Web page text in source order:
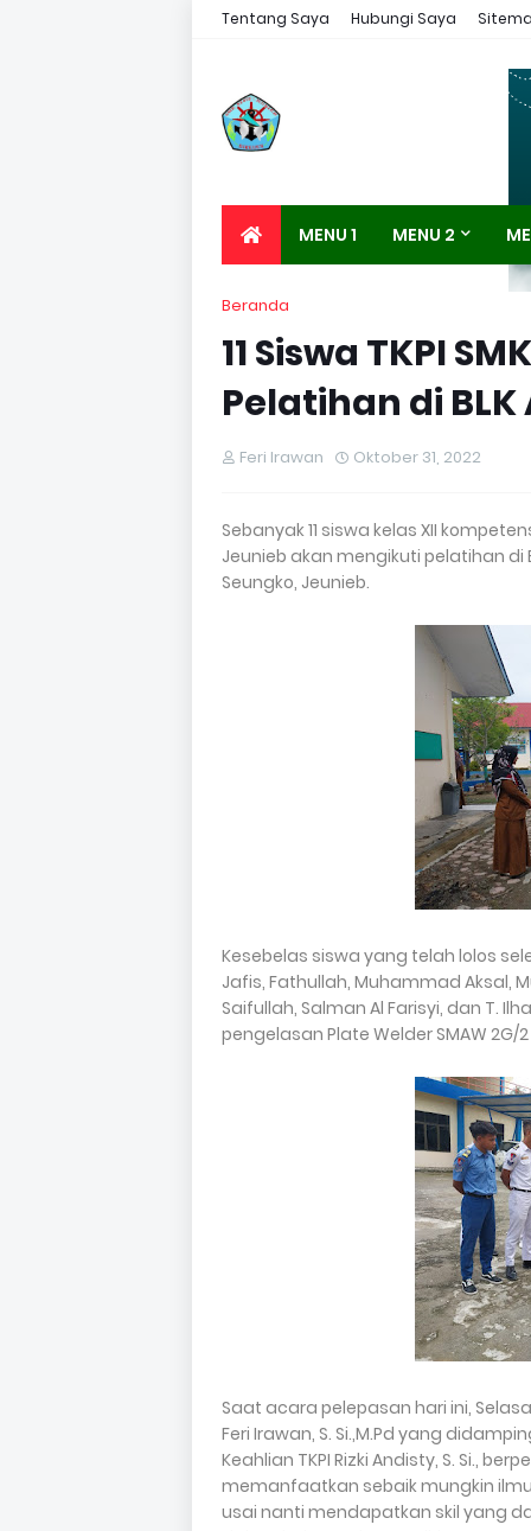
Tentang Saya Hubungi Saya
MENU 1 MENU 2
Beranda
11 Siswa TKPI
Pelatihan di
Feri Irawan Oktober 31, 2022
Sebanyak 11 siswa kelas XII
Jeunieb akan mengikuti pelatihan di
Seungko, Jeunieb.
Kesebelas siswa yang telah lolos
Jafis, Fathullah, Muhammad Aksal,
Saifullah, Salman Al Farisyi, dan T.
pengelasan Plate Welder SMAW 2G/
Saat acara pelepasan hari ini, Selasa
Feri Irawan, S. Si.,M.Pd yang
Keahlian TKPI Rizki Andisty, S. Si.,
memanfaatkan sebaik mungkin
usai nanti mendapatkan skil yang